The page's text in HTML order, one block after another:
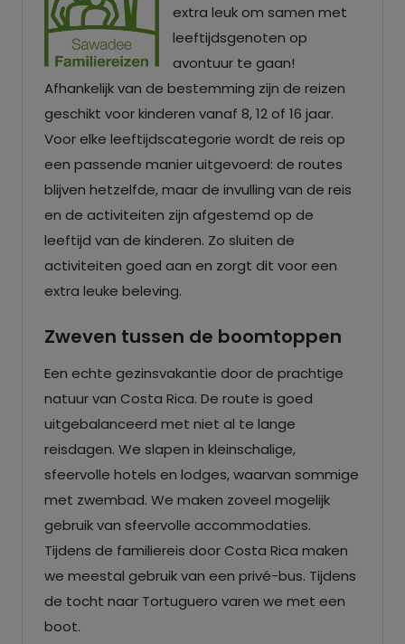
extra leuk om samen met
leeftijdsgenoten op
avontuur te gaan!
Afhankelijk van de bestemming zijn de reizen
geschikt voor kinderen vanaf 8, 12 of 16 jaar.
Voor elke leeftijdscategorie wordt de reis op
een passende manier uitgevoerd: de routes
blijven hetzelfde, maar de invulling van de reis
en de activiteiten zijn afgestemd op de
leeftijd van de kinderen. Zo sluiten de
activiteiten goed aan en zorgt dit voor een
extra leuke beleving.
Zweven tussen de boomtoppen
Een echte gezinsvakantie door de prachtige
natuur van Costa Rica. De route is goed
uitgebalanceerd met niet al te lange
reisdagen. We slapen in kleinschalige,
sfeervolle hotels en lodges, waarvan sommige
met zwembad. We maken zoveel mogelijk
gebruik van sfeervolle accommodaties.
Tijdens de familiereis door Costa Rica maken
we meestal gebruik van een privé-bus. Tijdens
de tocht naar Tortuguero varen we met een
boot.